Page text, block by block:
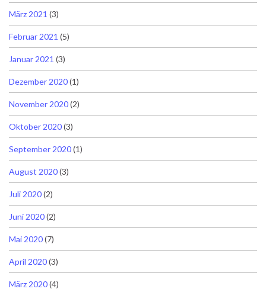
März 2021 (3)
Februar 2021 (5)
Januar 2021 (3)
Dezember 2020(1)
November 2020(2)
Oktober 2020(3)
September 2020(1)
August 2020(3)
Juli 2020(2)
Juni 2020(2)
Mai 2020(7)
April 2020(3)
März 2020(4)